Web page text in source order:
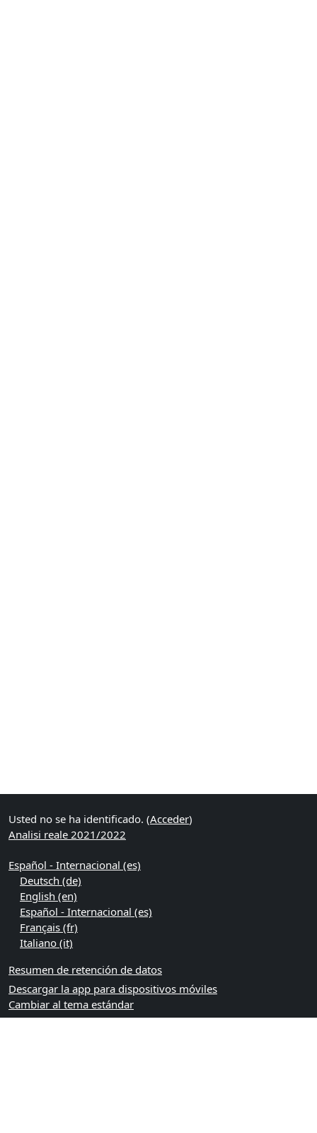
Usted no se ha identificado. (Acceder)
Analisi reale 2021/2022
Español - Internacional ‎(es)‎
Deutsch ‎(de)‎
English ‎(en)‎
Español - Internacional ‎(es)‎
Français ‎(fr)‎
Italiano ‎(it)‎
Resumen de retención de datos
Descargar la app para dispositivos móviles
Cambiar al tema estándar